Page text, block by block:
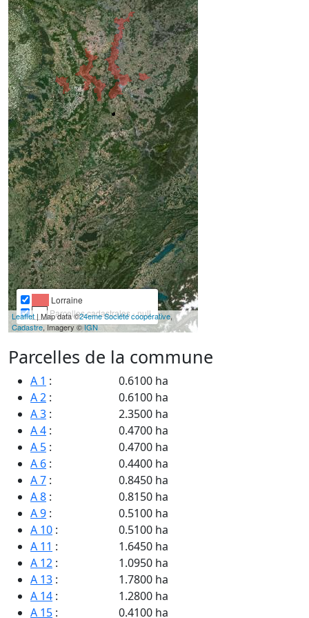
Lorraine
Parcelles cadastrales - null
Leaflet | Map data ©24eme Société coopérative,
Cadastre, Imagery ©IGN
Parcelles de la commune
A 1 :
0.6100 ha
A 2 :
0.6100 ha
A 3 :
2.3500 ha
A 4 :
0.4700 ha
A 5 :
0.4700 ha
A 6 :
0.4400 ha
A 7 :
0.8450 ha
A 8 :
0.8150 ha
A 9 :
0.5100 ha
A 10 :
0.5100 ha
A 11 :
1.6450 ha
A 12 :
1.0950 ha
A 13 :
1.7800 ha
A 14 :
1.2800 ha
A 15 : 0.4100 ha